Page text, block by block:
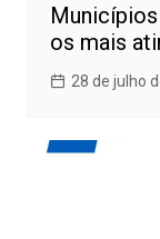
os mais
28 de julho